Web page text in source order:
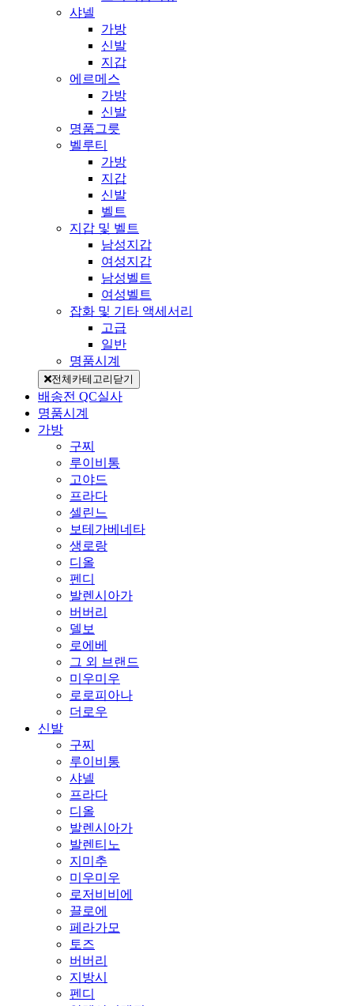
샤넬
가방
신발
지갑
에르메스
가방
신발
명품그릇
벨루티
가방
지갑
신발
벨트
지갑 및 벨트
남성지갑
여성지갑
남성벨트
여성벨트
잡화 및 기타 액세서리
고급
일반
명품시계
전체카테고리닫기
배송전 QC실사
명품시계
가방
구찌
루이비통
고야드
프라다
셀린느
보테가베네타
생로랑
디올
펜디
발렌시아가
버버리
델보
로에베
그 외 브랜드
미우미우
로로피아나
더로우
신발
구찌
루이비통
샤넬
프라다
디올
발렌시아가
발렌티노
지미추
미우미우
로저비비에
끌로에
페라가모
토즈
버버리
지방시
펜디